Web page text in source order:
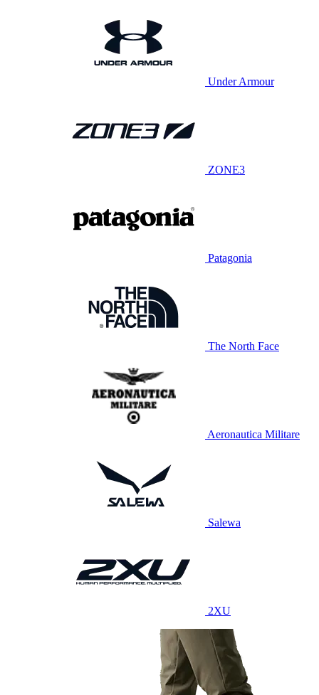
Under Armour
ZONE3
Patagonia
The North Face
Aeronautica Militare
Salewa
2XU